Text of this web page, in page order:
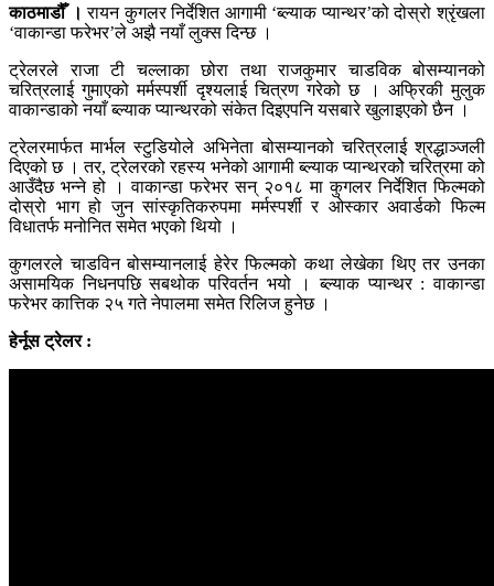
काठमाडौँ । रायन कुगलर निर्देशित आगामी ‘ब्ल्याक प्यान्थर’को दोस्रो श्रृंखला
‘वाकान्डा फरेभर’ले अझै नयाँ लुक्स दिन्छ ।
ट्रेलरले राजा टी चल्लाका छोरा तथा राजकुमार चाडविक बोसम्यानको
चरित्रलाई गुमाएको मर्मस्पर्शी दृश्यलाई चित्रण गरेको छ । अफ्रिकी मुलुक
वाकान्डाको नयाँ ब्ल्याक प्यान्थरको संकेत दिइएपनि यसबारे खुलाइएको छैन ।
ट्रेलरमार्फत मार्भल स्टुडियोले अभिनेता बोसम्यानको चरित्रलाई श्रद्धाञ्जली
दिएको छ । तर, ट्रेलरको रहस्य भनेको आगामी ब्ल्याक प्यान्थरकोे चरित्रमा को
आउँदैछ भन्ने हो । वाकान्डा फरेभर सन् २०१८ मा कुगलर निर्देशित फिल्मको
दोस्रो भाग हो जुन सांस्कृतिकरुपमा मर्मस्पर्शी र ओस्कार अवार्डको फिल्म
विधातर्फ मनोनित समेत भएको थियो ।
कुगलरले चाडविन बोसम्यानलाई हेरेर फिल्मको कथा लेखेका थिए तर उनका
असामयिक निधनपछि सबथोक परिवर्तन भयो । ब्ल्याक प्यान्थर : वाकान्डा
फरेभर कात्तिक २५ गते नेपालमा समेत रिलिज हुनेछ ।
हेर्नूस ट्रेलर :